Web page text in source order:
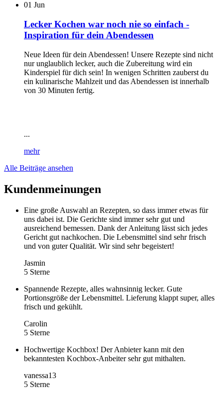
01 Jun
Lecker Kochen war noch nie so einfach -
Inspiration für dein Abendessen
Neue Ideen für dein Abendessen! Unsere Rezepte sind nicht
nur unglaublich lecker, auch die Zubereitung wird ein
Kinderspiel für dich sein! In wenigen Schritten zauberst du
ein kulinarische Mahlzeit und das Abendessen ist innerhalb
von 30 Minuten fertig.
...
mehr
Alle Beiträge ansehen
Kundenmeinungen
Eine große Auswahl an Rezepten, so dass immer etwas für
uns dabei ist. Die Gerichte sind immer sehr gut und
ausreichend bemessen. Dank der Anleitung lässt sich jedes
Gericht gut nachkochen. Die Lebensmittel sind sehr frisch
und von guter Qualität. Wir sind sehr begeistert!
Jasmin
5 Sterne
Spannende Rezepte, alles wahnsinnig lecker. Gute
Portionsgröße der Lebensmittel. Lieferung klappt super, alles
frisch und gekühlt.
Carolin
5 Sterne
Hochwertige Kochbox! Der Anbieter kann mit den
bekanntesten Kochbox-Anbeiter sehr gut mithalten.
vanessa13
5 Sterne